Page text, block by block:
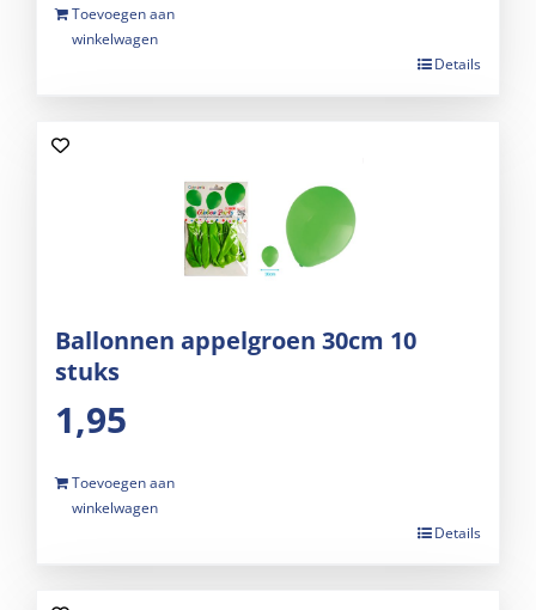
Toevoegen aan
winkelwagen
Details
Ballonnen appelgroen 30cm 10
stuks
1,95
Toevoegen aan
winkelwagen
Details